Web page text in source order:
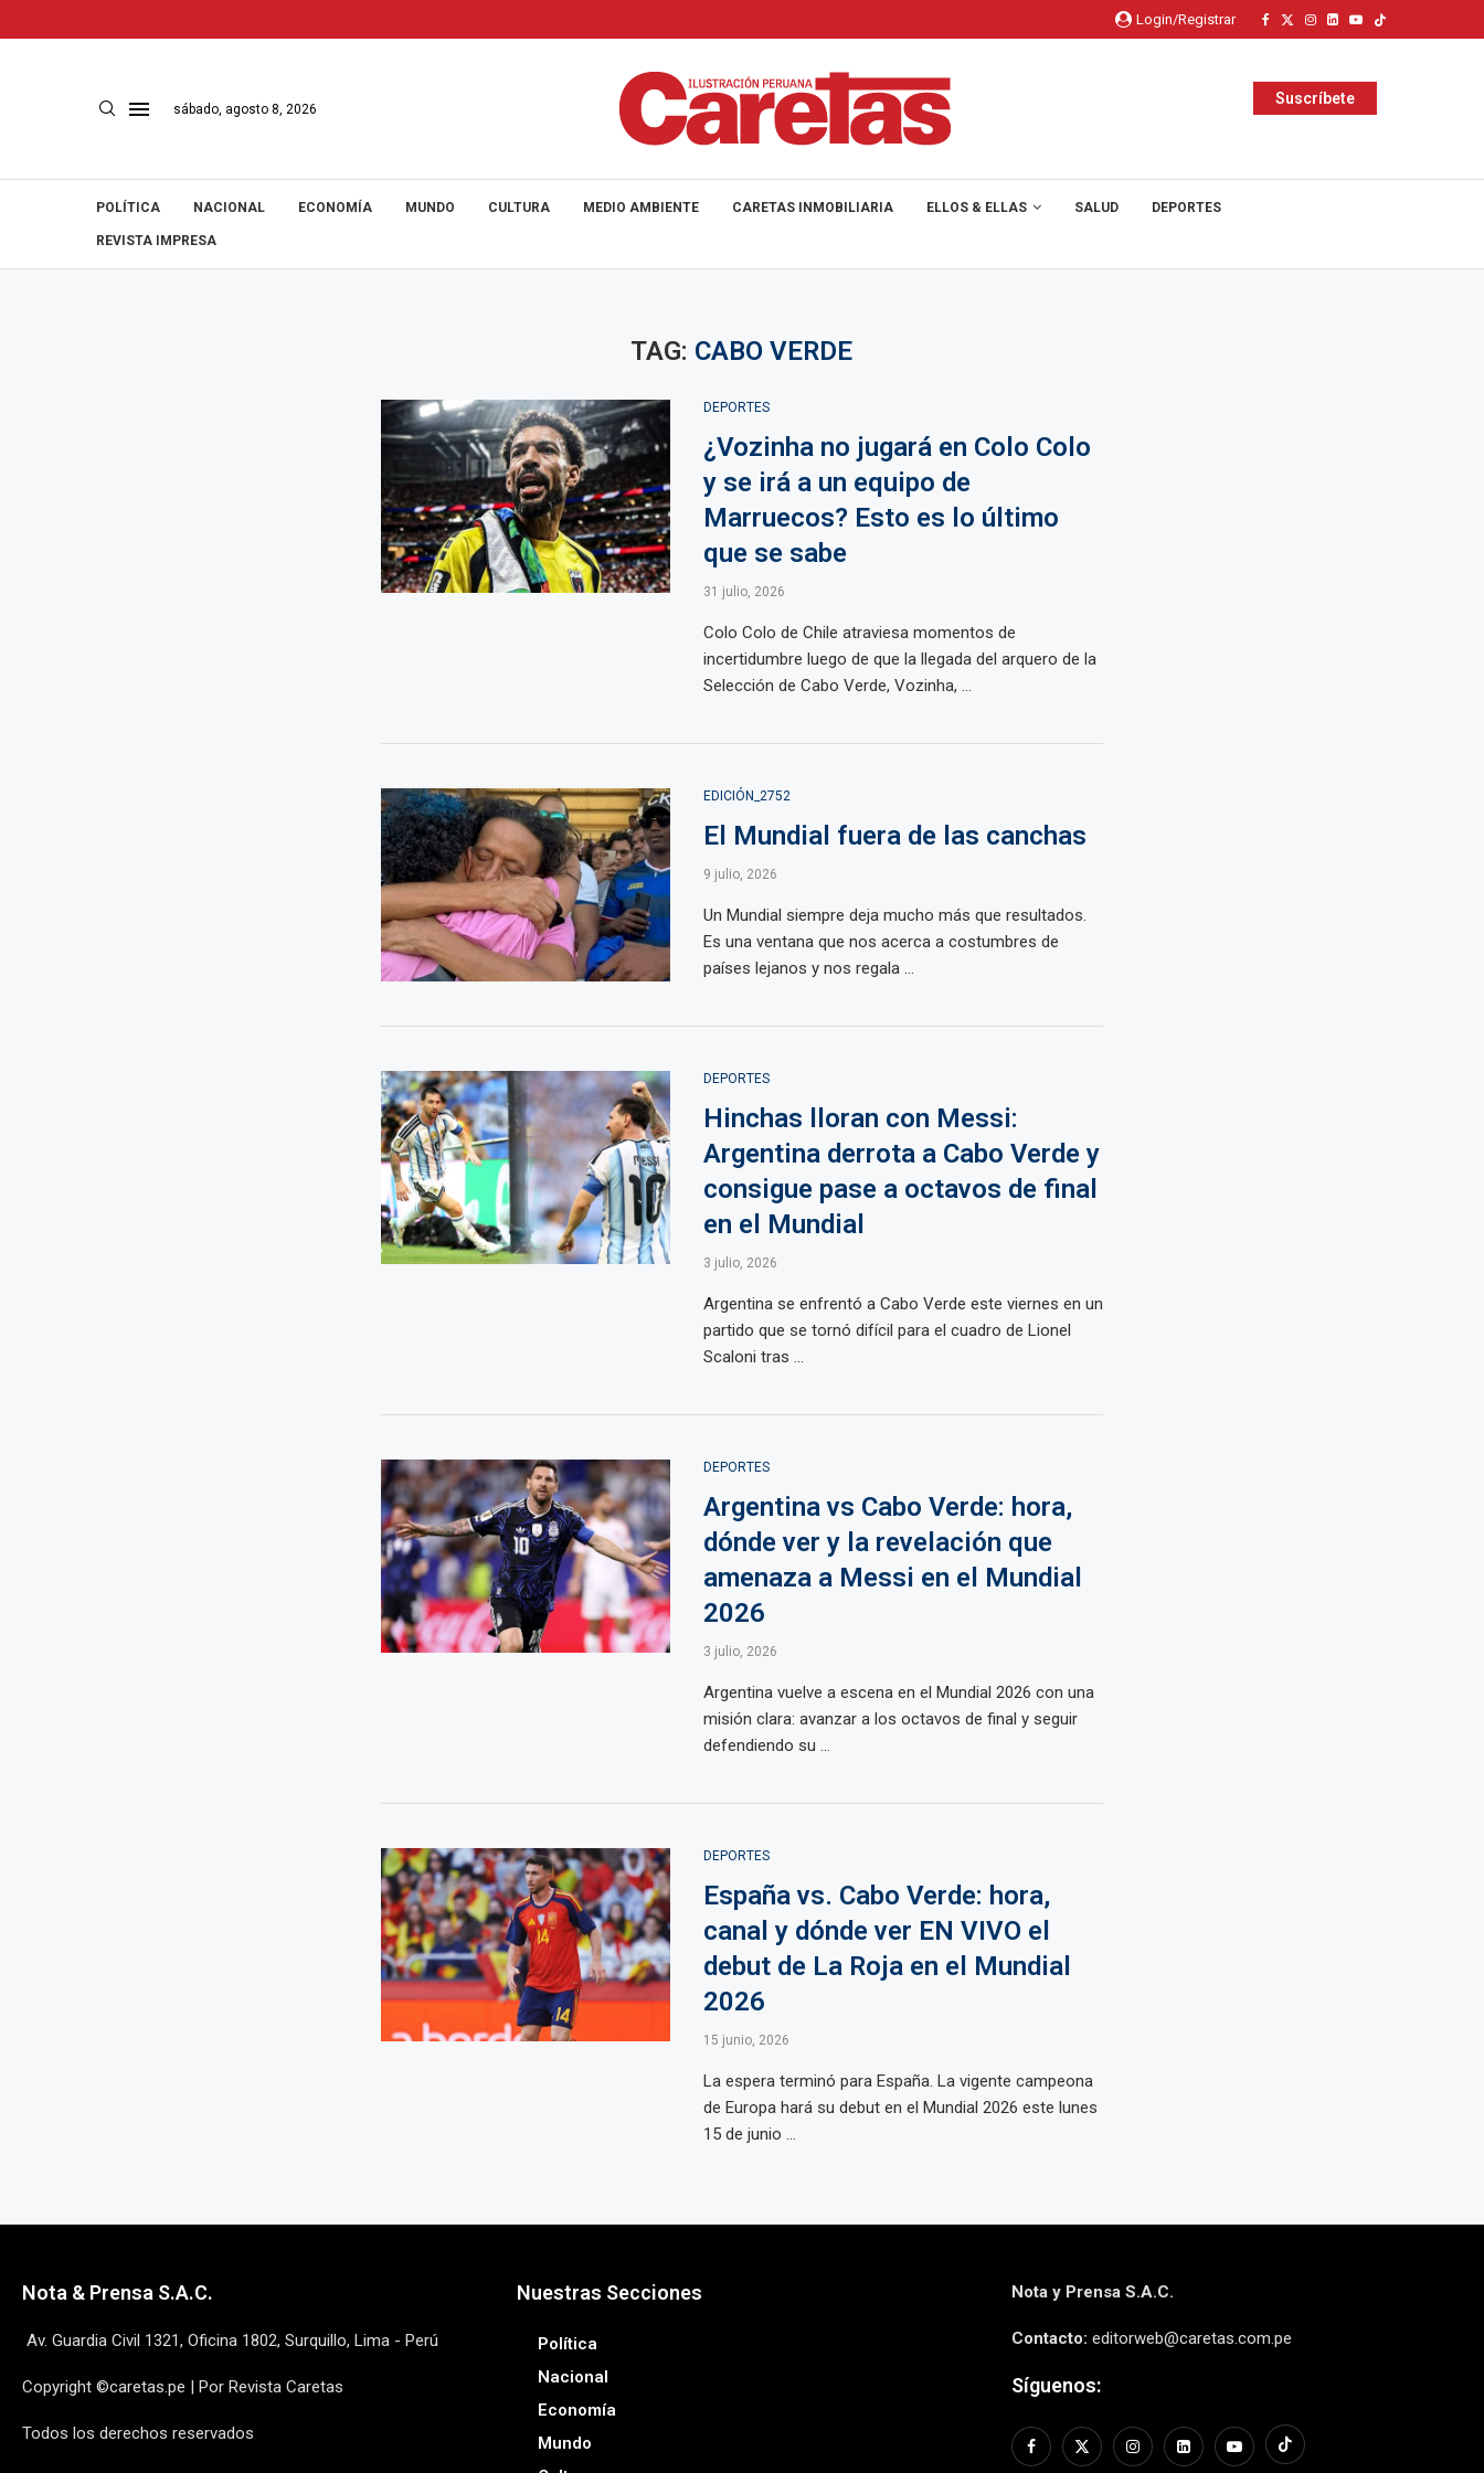
Login/Registrar
sábado, agosto 8, 2026
Suscríbete
POLÍTICA NACIONAL ECONOMÍA MUNDO CULTURA MEDIO AMBIENTE CARETAS INMOBILIARIA ELLOS & ELLAS SALUD DEPORTES
REVISTA IMPRESA
TAG: CABO VERDE
DEPORTES
¿Vozinha no jugará en Colo Colo
y se irá a un equipo de
Marruecos? Esto es lo último
que se sabe
31 julio, 2026
Colo Colo de Chile atraviesa momentos de
incertidumbre luego de que la llegada del arquero de la
Selección de Cabo Verde, Vozinha, ...
EDICIÓN_2752
El Mundial fuera de las canchas
9 julio, 2026
Un Mundial siempre deja mucho más que resultados.
Es una ventana que nos acerca a costumbres de
países lejanos y nos regala ...
DEPORTES
Hinchas lloran con Messi:
Argentina derrota a Cabo Verde y
consigue pase a octavos de final
en el Mundial
3 julio, 2026
Argentina se enfrentó a Cabo Verde este viernes en un
partido que se tornó difícil para el cuadro de Lionel
Scaloni tras ...
DEPORTES
Argentina vs Cabo Verde: hora,
dónde ver y la revelación que
amenaza a Messi en el Mundial
2026
3 julio, 2026
Argentina vuelve a escena en el Mundial 2026 con una
misión clara: avanzar a los octavos de final y seguir
defendiendo su ...
DEPORTES
España vs. Cabo Verde: hora,
canal y dónde ver EN VIVO el
debut de La Roja en el Mundial
2026
15 junio, 2026
La espera terminó para España. La vigente campeona
de Europa hará su debut en el Mundial 2026 este lunes
15 de junio ...
Nota & Prensa S.A.C.
Av. Guardia Civil 1321, Oficina 1802, Surquillo, Lima - Perú
Copyright ©caretas.pe | Por Revista Caretas
Todos los derechos reservados
Nuestras Secciones
Política
Nacional
Economía
Mundo
Nota y Prensa S.A.C.
Contacto: editorweb@caretas.com.pe
Síguenos: